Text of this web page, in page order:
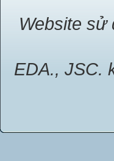
Website sử
EDA., JSC.